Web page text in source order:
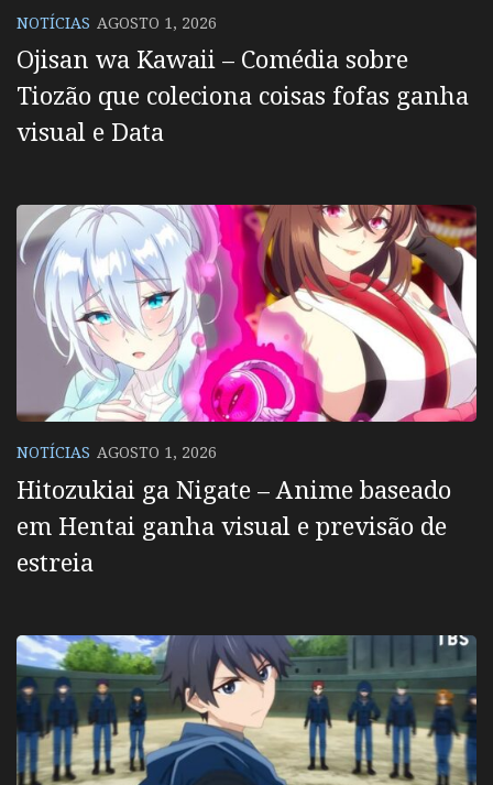
NOTÍCIAS AGOSTO 1, 2026
Ojisan wa Kawaii – Comédia sobre
Tiozão que coleciona coisas fofas ganha
visual e Data
NOTÍCIAS AGOSTO 1, 2026
Hitozukiai ga Nigate – Anime baseado
em Hentai ganha visual e previsão de
estreia